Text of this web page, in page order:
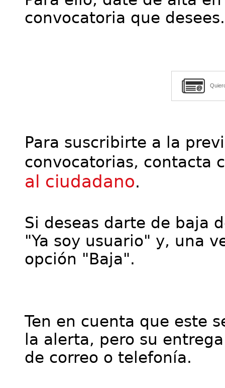
convocatoria que desees.
Para suscribirte a la
convocatorias, contacta
al ciudadano.
Si deseas darte de baja
"Ya soy usuario" y, una
opción "Baja".
Ten en cuenta que este
la alerta, pero su
de correo o telefonía.